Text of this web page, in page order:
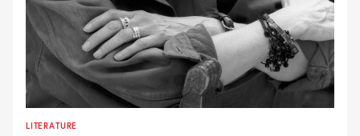
LITERATURE